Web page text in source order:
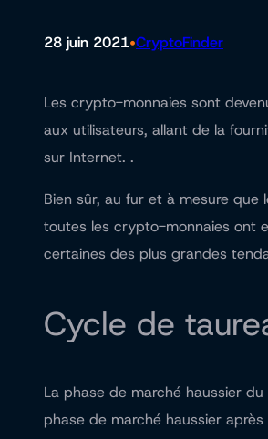
28 juin 2021•CryptoFinder
Les crypto-monnaies sont
aux utilisateurs, allant de la
sur Internet. .
Bien sûr, au fur et à mesure
toutes les crypto-monnaies ont
certaines des plus grandes
Cycle de
La phase de marché haussier
phase de marché haussier